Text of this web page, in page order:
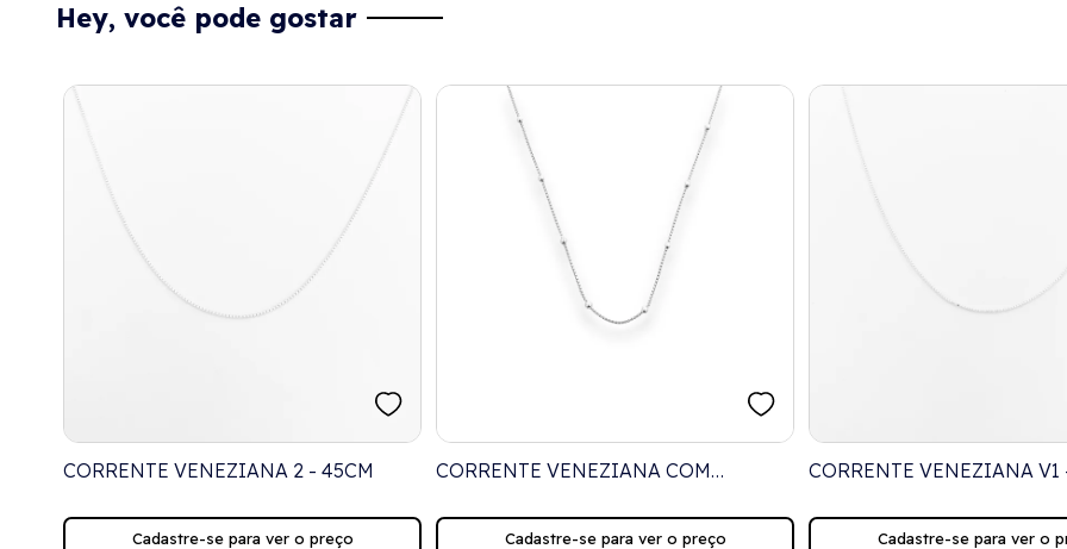
Hey, você pode gostar
CORRENTE VENEZIANA 2 - 45CM
Cadastre-se para ver o preço
CORRENTE VENEZIANA COM
Cadastre-se para ver o preço
CORRENTE VENEZIANA V1
Cadastre-se para ver o